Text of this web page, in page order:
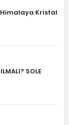
Himalaya Kristal
SOLE